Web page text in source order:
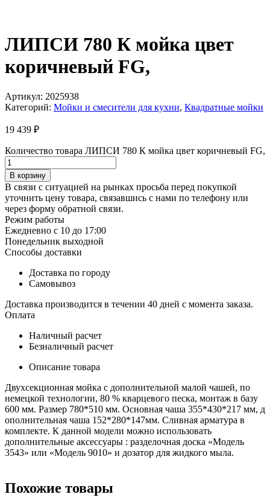
ЛИПСИ 780 К мойка цвет
коричневый FG,
Артикул: 2025938
Категорий: Мойки и смесители для кухни, Квадратные мойки
19 439 ₽
Количество товара ЛИПСИ 780 К мойка цвет коричневый FG,
В корзину
В связи с ситуацией на рынках просьба перед покупкой
уточнить цену товара, связавшись с нами по телефону или
через форму обратной связи.
Режим работы
Ежедневно с 10 до 17:00
Понедельник выходной
Способы доставки
Доставка по городу
Самовывоз
Доставка производится в течении 40 дней с момента заказа.
Оплата
Наличный расчет
Безналичный расчет
Описание товара
Двухсекционная мойка с дополнительной малой чашей, по
немецкой технологии, 80 % кварцевого песка, монтаж в базу
600 мм. Размер 780*510 мм. Основная чаша 355*430*217 мм, д
ополнительная чаша 152*280*147мм. Сливная арматура в
комплекте. К данной модели можно использовать
дополнительные аксессуары : разделочная доска «Модель
3543» или «Модель 9010» и дозатор для жидкого мыла.
Похожие товары